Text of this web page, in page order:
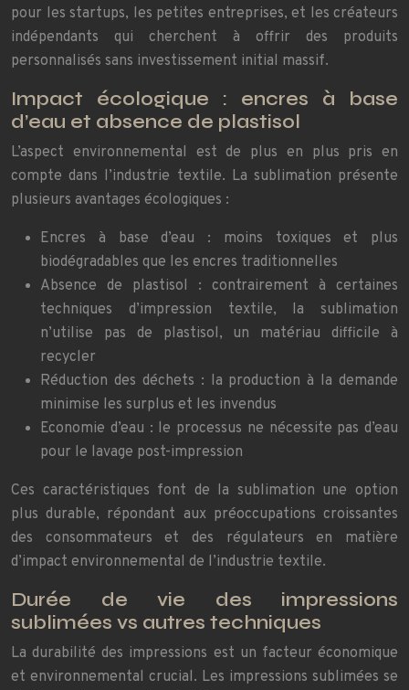
pour les startups, les petites entreprises, et les créateurs
indépendants qui cherchent à offrir des produits
personnalisés sans investissement initial massif.
Impact écologique : encres à base
d’eau et absence de plastisol
L’aspect environnemental est de plus en plus pris en
compte dans l’industrie textile. La sublimation présente
plusieurs avantages écologiques :
Encres à base d’eau : moins toxiques et plus
biodégradables que les encres traditionnelles
Absence de plastisol : contrairement à certaines
techniques d’impression textile, la sublimation
n’utilise pas de plastisol, un matériau difficile à
recycler
Réduction des déchets : la production à la demande
minimise les surplus et les invendus
Economie d’eau : le processus ne nécessite pas d’eau
pour le lavage post-impression
Ces caractéristiques font de la sublimation une option
plus durable, répondant aux préoccupations croissantes
des consommateurs et des régulateurs en matière
d’impact environnemental de l’industrie textile.
Durée de vie des impressions
sublimées vs autres techniques
La durabilité des impressions est un facteur économique
et environnemental crucial. Les impressions sublimées se